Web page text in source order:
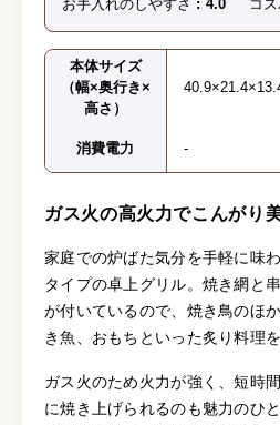
お手入れのしやすさ
4.0 コ
本体サイズ
（幅×奥行き×
高さ）
消費電力 -
ガス火の高火力でこんがり
家庭での炉ばた気分を手軽に味
タイプの卓上グリル。焼き網と
が付いているので、焼き鳥のほ
き魚、おもちといった炙り料理
ガス火のため火力が強く、短時
に焼き上げられるのも魅力のひ